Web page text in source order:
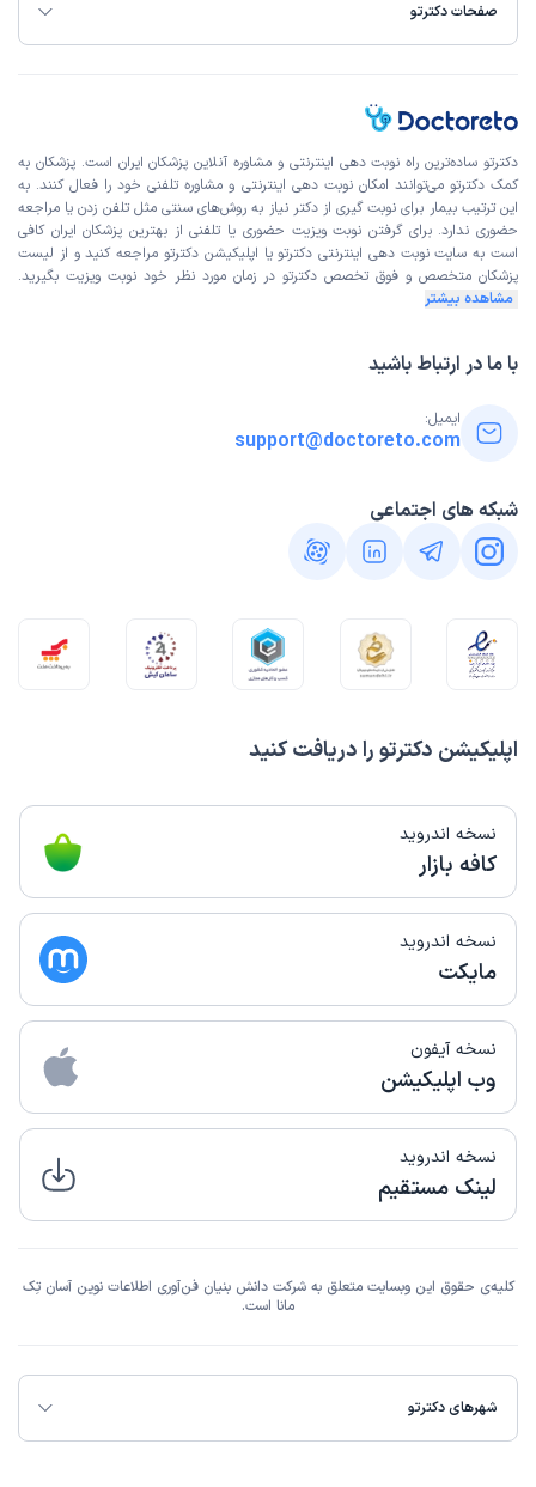
صفحات دکترتو
اپلیکیشن دکترتو را دریافت کنید
نسخه اندروید
کافه بازار
نسخه اندروید
مایکت
نسخه آیفون
وب اپلیکیشن
نسخه اندروید
لینک مستقیم
دکترتو ساده‌ترین راه نوبت‌ دهی اینترنتی و مشاوره آنلاین پزشکان ایران است. پزشکان به
کمک دکترتو می‌توانند امکان نوبت دهی اینترنتی و مشاوره تلفنی خود را فعال کنند. به
این ترتیب بیمار برای نوبت گیری از دکتر نیاز به روش‌های سنتی مثل تلفن زدن یا مراجعه
حضوری ندارد. برای گرفتن نوبت ویزیت حضوری یا تلفنی از بهترین پزشکان ایران کافی
است به سایت نوبت دهی اینترنتی دکترتو یا اپلیکیشن دکترتو مراجعه کنید و از لیست
پزشکان متخصص و فوق تخصص دکترتو در زمان مورد نظر خود نوبت ویزیت بگیرید.
مشاهده بیشتر
با ما در ارتباط باشید
ایمیل:
support@doctoreto.com
شبکه های اجتماعی
کلیه‌ی حقوق این وبسایت متعلق به شرکت دانش بنیان فن‌آوری اطلاعات نوین آسان تِک
مانا است.
شهرهای دکترتو